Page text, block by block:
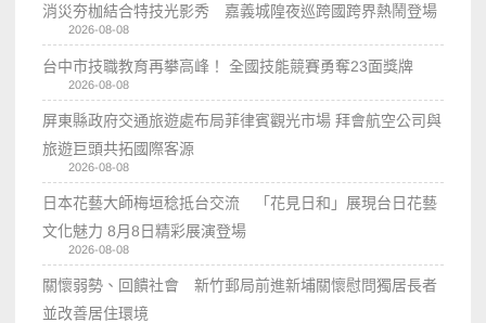
消災夯枷結合特技光影秀 嘉義城隍夜巡跨國跨界熱鬧登場
2026-08-08
台中市技職教育再攀高峰！ 全國技能競賽勇奪23面獎牌
2026-08-08
屏東縣政府交通旅遊處布局菲律賓觀光市場 拜會航空公司與
旅遊巨頭共拓國際客源
2026-08-08
日本花藝大師梅垣稔抵台交流 「花見日和」展現台日花藝
文化魅力 8月8日精彩展演登場
2026-08-08
關懷弱勢、回饋社會 新竹郵局前進新埔關懷慰問獨居長者
並改善居住環境